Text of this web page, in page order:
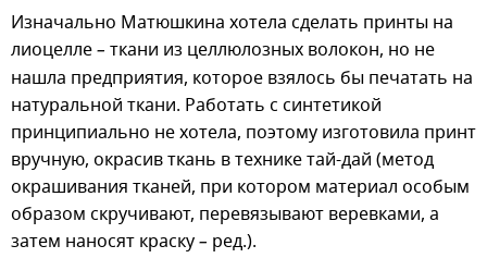
Изначально Матюшкина хотела сделать принты на
лиоцелле– ткани из целлюлозных волокон, но не
нашла предприятия, которое взялось бы печатать на
натуральной ткани. Работать с синтетикой
принципиально не хотела, поэтому изготовила принт
вручную, окрасив ткань в технике тай-дай (метод
окрашивания тканей, при котором материал особым
образом скручивают, перевязывают веревками, а
затем наносят краску– ред.).